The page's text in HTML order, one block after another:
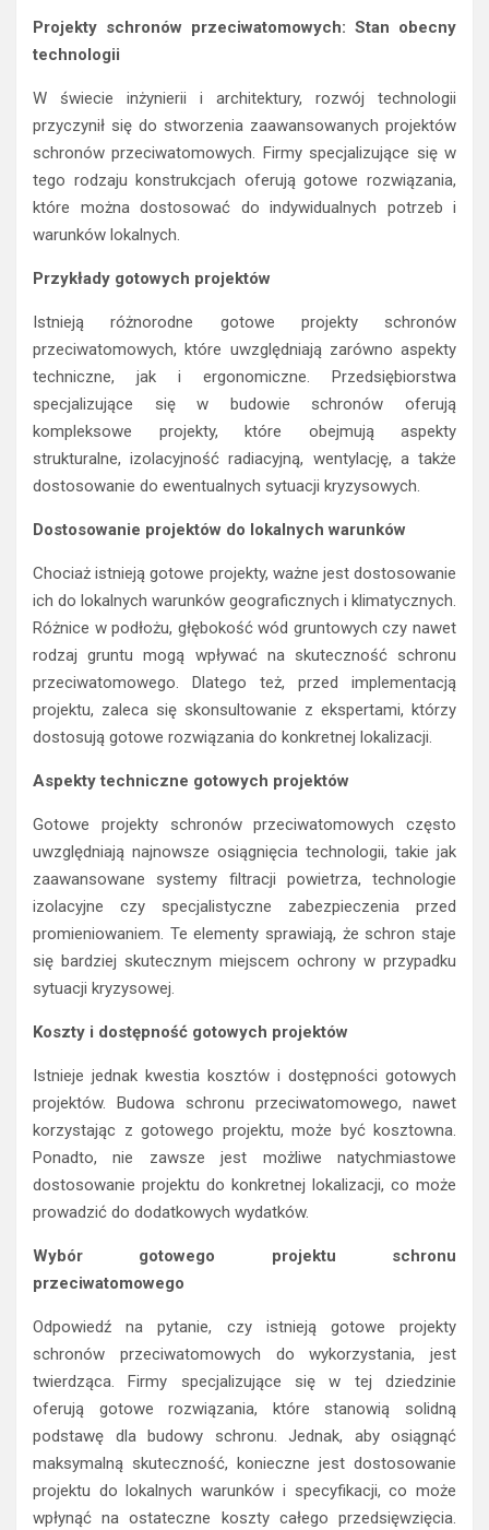
Projekty schronów przeciwatomowych: Stan obecny
technologii
W świecie inżynierii i architektury, rozwój technologii
przyczynił się do stworzenia zaawansowanych projektów
schronów przeciwatomowych. Firmy specjalizujące się w
tego rodzaju konstrukcjach oferują gotowe rozwiązania,
które można dostosować do indywidualnych potrzeb i
warunków lokalnych.
Przykłady gotowych projektów
Istnieją różnorodne gotowe projekty schronów
przeciwatomowych, które uwzględniają zarówno aspekty
techniczne, jak i ergonomiczne. Przedsiębiorstwa
specjalizujące się w budowie schronów oferują
kompleksowe projekty, które obejmują aspekty
strukturalne, izolacyjność radiacyjną, wentylację, a także
dostosowanie do ewentualnych sytuacji kryzysowych.
Dostosowanie projektów do lokalnych warunków
Chociaż istnieją gotowe projekty, ważne jest dostosowanie
ich do lokalnych warunków geograficznych i klimatycznych.
Różnice w podłożu, głębokość wód gruntowych czy nawet
rodzaj gruntu mogą wpływać na skuteczność schronu
przeciwatomowego. Dlatego też, przed implementacją
projektu, zaleca się skonsultowanie z ekspertami, którzy
dostosują gotowe rozwiązania do konkretnej lokalizacji.
Aspekty techniczne gotowych projektów
Gotowe projekty schronów przeciwatomowych często
uwzględniają najnowsze osiągnięcia technologii, takie jak
zaawansowane systemy filtracji powietrza, technologie
izolacyjne czy specjalistyczne zabezpieczenia przed
promieniowaniem. Te elementy sprawiają, że schron staje
się bardziej skutecznym miejscem ochrony w przypadku
sytuacji kryzysowej.
Koszty i dostępność gotowych projektów
Istnieje jednak kwestia kosztów i dostępności gotowych
projektów. Budowa schronu przeciwatomowego, nawet
korzystając z gotowego projektu, może być kosztowna.
Ponadto, nie zawsze jest możliwe natychmiastowe
dostosowanie projektu do konkretnej lokalizacji, co może
prowadzić do dodatkowych wydatków.
Wybór gotowego projektu schronu
przeciwatomowego
Odpowiedź na pytanie, czy istnieją gotowe projekty
schronów przeciwatomowych do wykorzystania, jest
twierdząca. Firmy specjalizujące się w tej dziedzinie
oferują gotowe rozwiązania, które stanowią solidną
podstawę dla budowy schronu. Jednak, aby osiągnąć
maksymalną skuteczność, konieczne jest dostosowanie
projektu do lokalnych warunków i specyfikacji, co może
wpłynąć na ostateczne koszty całego przedsięwzięcia.